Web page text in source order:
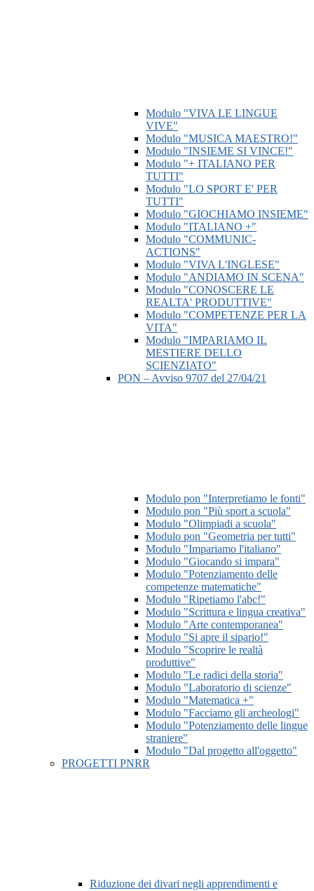
Modulo "VIVA LE LINGUE
VIVE"
Modulo "MUSICA MAESTRO!"
Modulo "INSIEME SI VINCE!"
Modulo "+ ITALIANO PER
TUTTI"
Modulo "LO SPORT E' PER
TUTTI"
Modulo "GIOCHIAMO INSIEME"
Modulo "ITALIANO +"
Modulo "COMMUNIC-
ACTIONS"
Modulo "VIVA L'INGLESE"
Modulo "ANDIAMO IN SCENA"
Modulo "CONOSCERE LE
REALTA' PRODUTTIVE"
Modulo "COMPETENZE PER LA
VITA"
Modulo "IMPARIAMO IL
MESTIERE DELLO
SCIENZIATO"
PON – Avviso 9707 del 27/04/21
Modulo pon "Interpretiamo le fonti"
Modulo pon "Più sport a scuola"
Modulo "Olimpiadi a scuola"
Modulo pon "Geometria per tutti"
Modulo "Impariamo l'italiano"
Modulo "Giocando si impara"
Modulo "Potenziamento delle
competenze matematiche"
Modulo "Ripetiamo l'abc!"
Modulo "Scrittura e lingua creativa"
Modulo "Arte contemporanea"
Modulo "Si apre il sipario!"
Modulo "Scoprire le realtà
produttive"
Modulo "Le radici della storia"
Modulo "Laboratorio di scienze"
Modulo "Matematica +"
Modulo "Facciamo gli archeologi"
Modulo "Potenziamento delle lingue
straniere"
Modulo "Dal progetto all'oggetto"
PROGETTI PNRR
Riduzione dei divari negli apprendimenti e